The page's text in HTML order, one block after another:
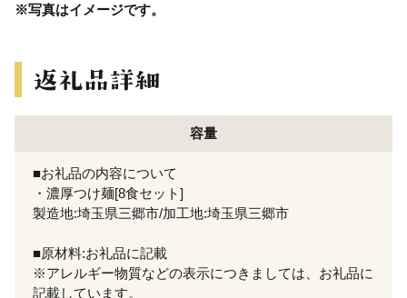
※写真はイメージです。
容量
■お礼品の内容について
・濃厚つけ麺[8食セット]
製造地:埼玉県三郷市/加工地:埼玉県三郷市
■原材料:お礼品に記載
※アレルギー物質などの表示につきましては、お礼品に
記載しています。